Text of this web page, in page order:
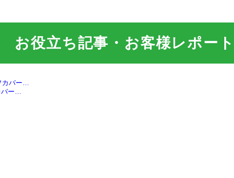
お役立ち記事・お客様レポー
ー…